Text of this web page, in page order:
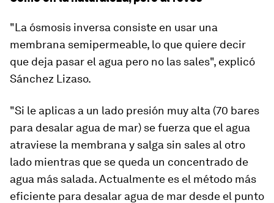
"La ósmosis inversa consiste en usar una
membrana semipermeable, lo que quiere decir
que deja pasar el agua pero no las sales", explicó
Sánchez Lizaso.
"Si le aplicas a un lado presión muy alta (70 bares
para desalar agua de mar) se fuerza que el agua
atraviese la membrana y salga sin sales al otro
lado mientras que se queda un concentrado de
agua más salada. Actualmente es el método más
eficiente para desalar agua de mar desde el punto